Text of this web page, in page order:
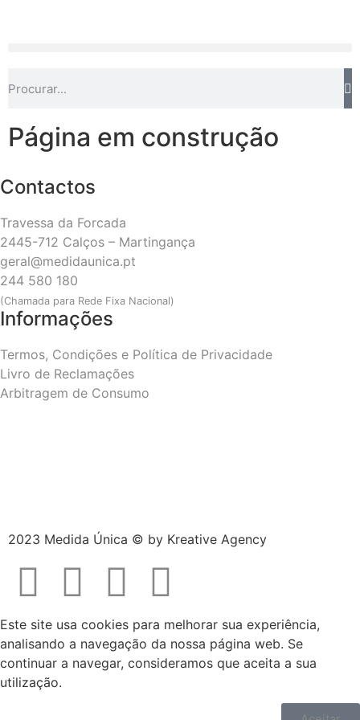
Página em construção
Contactos
Travessa da Forcada
2445-712 Calços – Martingança
geral@medidaunica.pt
244 580 180
(Chamada para Rede Fixa Nacional)
Informações
Termos, Condições e Política de Privacidade
Livro de Reclamações
Arbitragem de Consumo
2023 Medida Única © by Kreative Agency
Este site usa cookies para melhorar sua experiência,
analisando a navegação da nossa página web. Se
continuar a navegar, consideramos que aceita a sua
utilização.